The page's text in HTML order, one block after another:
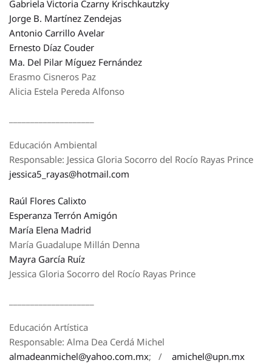
Gabriela Victoria Czarny Krischkautzky
Jorge B. Martínez Zendejas
Antonio Carrillo Avelar
Ernesto Díaz Couder
Ma. Del Pilar Míguez Fernández
Erasmo Cisneros Paz
Alicia Estela Pereda Alfonso
Educación Ambiental
Responsable: Jessica Gloria Socorro del Rocío Rayas Prince
jessica5_rayas@hotmail.com
Raúl Flores Calixto
Esperanza Terrón Amigón
María Elena Madrid
María Guadalupe Millán Denna
Mayra García Ruíz
Jessica Gloria Socorro del Rocío Rayas Prince
Educación Artística
Responsable: Alma Dea Cerdá Michel
almadeanmichel@yahoo.com.mx; / amichel@upn.mx